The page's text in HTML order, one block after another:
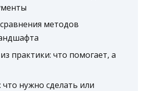
методов
практики: что помогает, а
что нужно сделать или